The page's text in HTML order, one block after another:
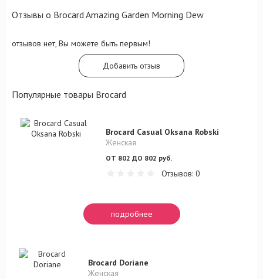
Отзывы о Brocard Amazing Garden Morning Dew
отзывов нет, Вы можете быть первым!
Добавить отзыв
Популярные товары Brocard
Brocard Casual Oksana Robski
Женская
ОТ 802 ДО 802 руб.
Отзывов: 0
подробнее
Brocard Doriane
Женская